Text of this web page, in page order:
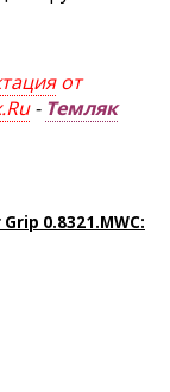
от
- Темляк
0.8321.MWC: